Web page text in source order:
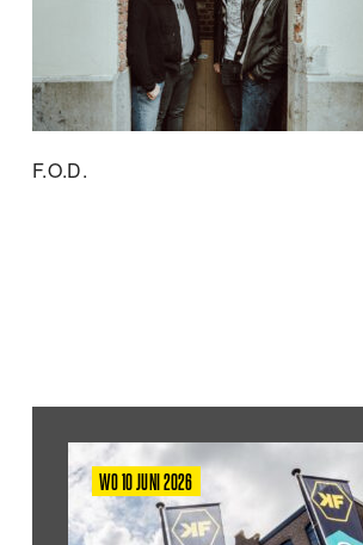
F.O.D.
WO 10 JUNI 2026